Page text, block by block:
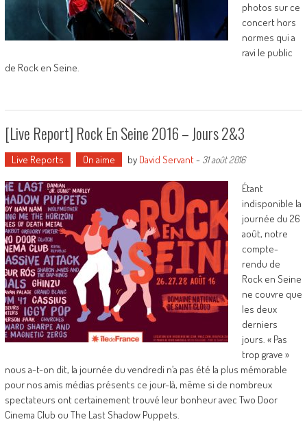
photos sur ce
concert hors
normes qui a
ravi le public
de Rock en Seine.
[Live Report] Rock En Seine 2016 – Jours 2&3
Live Reports On aime by David Servant- 31 août 2016
Étant
indisponible la
journée du 26
août, notre
compte-
rendu de
Rock en Seine
ne couvre que
les deux
derniers
jours. « Pas
trop grave »
nous a-t-on dit, la journée du vendredi n’a pas été la plus mémorable
pour nos amis médias présents ce jour-là, même si de nombreux
spectateurs ont certainement trouvé leur bonheur avec Two Door
Cinema Club ou The Last Shadow Puppets.